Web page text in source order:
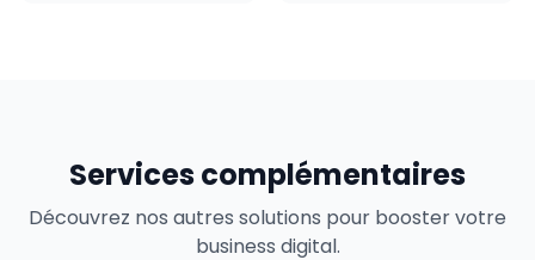
Services complémentaires
Découvrez nos autres solutions pour booster votre
business digital.